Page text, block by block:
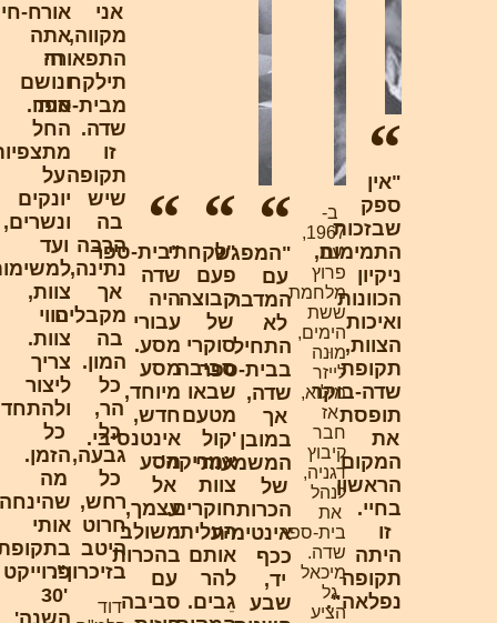
"אין
ספק
שבזכות
התמימות,
ניקיון
הכוונות
ואיכות
הצוות,
תקופת
שדה-בוקר
תופסת
המקום
הראשון
בחיי.
היתה
תקופה
נפלאה".
ב-
1967,
עם
פרוץ
מלחמת
ששת
הימים,
מוּנה
לייזר
מילוא,
אז
חבר
קיבוץ
דגניה,
לנהל
את
בית-ספר
שדה.
מיכאל
גל
הציע
"המפגש
עם
המדבר
לא
התחיל
בבית-ספר
שדה,
במובן
המשמעותי
של
הכרות
אינטימית
ככף
יד,
שבע
"לקחתי
פעם
קבוצה
של
סוקרי
סביבה
שבאו
מטעם
'קול
אמריקה'.
צוות
חוקרים.
העליתי
אותם
להר
גֵבים.
"בית-ספר
שדה
היה
עבורי
מסע.
מסע
מיוחד,
חדש,
אינטנסיבי.
מסע
אל
עצמך,
משולב
בהכרות
עם
סביבה
מקווה,
התפאורה
תילקח
מבית-ספר
שדה.
תקופה
שיש
בה
הרבה
נתינה,
אך
מקבלים
בה
המון.
כל
הר,
כל
גבעה,
כל
רחש,
חרוט
היטב
בזיכרון".
דוד
אורח-חיים.
אתה
חי
ונושם
אותו.
החל
מתצפיות
על
יונקים
ונשרים,
ועד
למשימות
צוות,
הווי
צוות.
צריך
ליצור
ולהתחדש
כל
הזמן.
מה
שהינחה
אותי
בתקופת
פרוייקט